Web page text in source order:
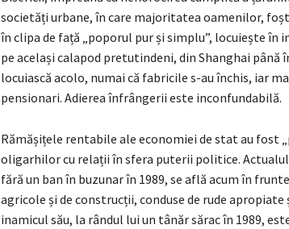
societăți urbane, în care majoritatea oamenilor,
în clipa de față „poporul pur și simplu”, locuiește în
pe același calapod pretutindeni, din Shanghai până
locuiască acolo, numai că fabricile s-au închis, iar
pensionari. Adierea înfrângerii este inconfundabilă.
Rămășițele rentabile ale economiei de stat au fost
oligarhilor cu relații în sfera puterii politice.
fără un ban în buzunar în 1989, se află acum în
agricole și de construcții, conduse de rude
inamicul său, la rândul lui un tânăr sărac în 1989,